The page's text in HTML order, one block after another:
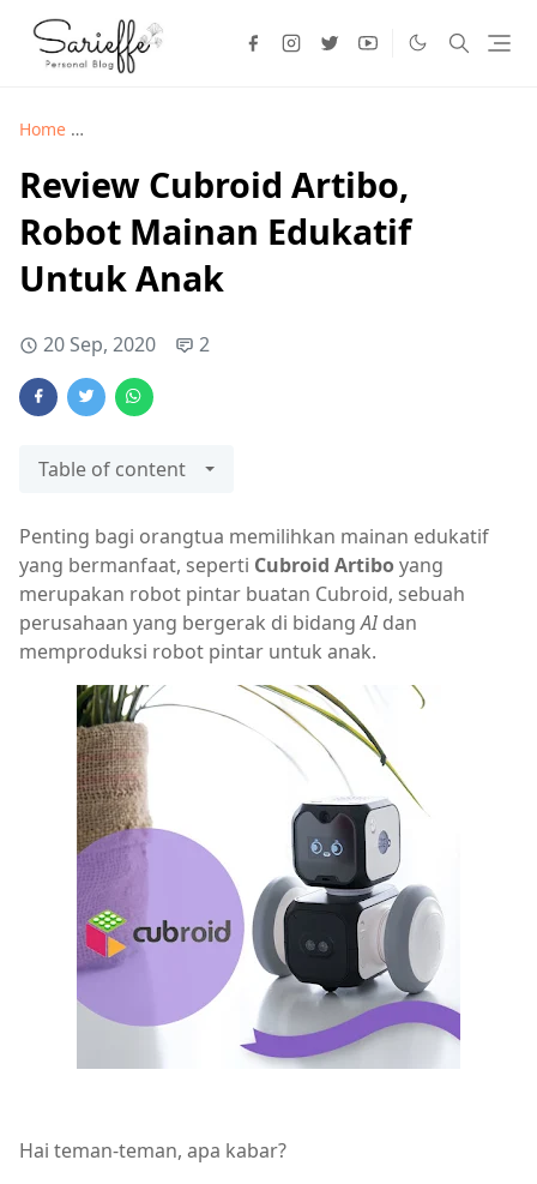
Home
Review Cubroid Artibo,
Robot Mainan Edukatif
Untuk Anak
20 Sep, 2020 2
Table of content
Penting bagi orangtua memilihkan mainan edukatif
yang bermanfaat, seperti Cubroid Artiboyang
merupakan robot pintar buatan Cubroid, sebuah
perusahaan yang bergerak di bidangAI dan
memproduksi robot pintar untuk anak.
Hai teman-teman, apa kabar?